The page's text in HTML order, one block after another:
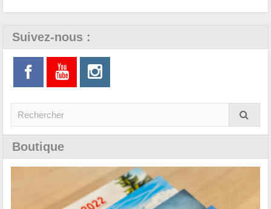
Suivez-nous :
Boutique